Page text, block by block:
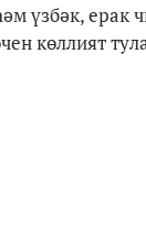
үзбәк, ерак
көллият